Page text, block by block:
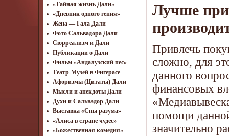
«Тайная жизнь Дали»
«Дневник одного гения»
Жена — Гала Дали
Фото Сальвадора Дали
Cюрреализм и Дали
Публикации о Дали
Фильм «Андалузский пес»
Театр-Музей в Фигерасе
Афоризмы (Цитаты) Дали
Мысли и анекдоты Дали
Духи и Сальвадор Дали
Выставка «Сны разума»
«Алиса в стране чудес»
«Божественная комедия»
Лучше
Привлечь
сложно, для
данного
финансовых
помощи
значительно